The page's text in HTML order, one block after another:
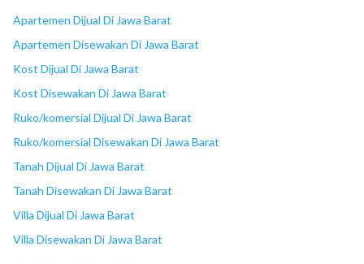
11 Apotek Kimia Farma
12 Apotek Raifa Pharma
13 Giant Binong Sari
14 Ramayana Mal Parung
16
Apartemen Dijual Di Jawa Barat
Apartemen Disewakan Di Jawa Barat
Kost Dijual Di Jawa Barat
Kost Disewakan Di Jawa Barat
Ruko/komersial Dijual Di Jawa Barat
Ruko/komersial Disewakan Di Jawa Barat
Tanah Dijual Di Jawa Barat
Tanah Disewakan Di Jawa Barat
Villa Dijual Di Jawa Barat
Villa Disewakan Di Jawa Barat